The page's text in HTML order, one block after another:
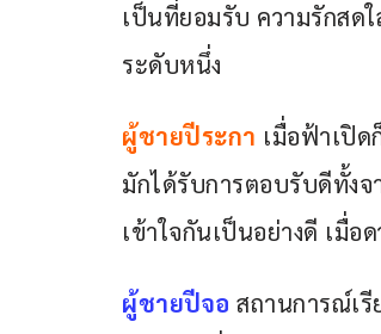
เป็นที่ยอมรับ ความรักสดใ
ระดับหนึ่ง
ผู้ชายปีระกา เมื่อฟ้าเปิ
มักได้รับการตอบรับดีทั้งจ
เข้าใจกันเป็นอย่างดี เมื่อ
ผู้ชายปีจอ สถานการณ์เรี